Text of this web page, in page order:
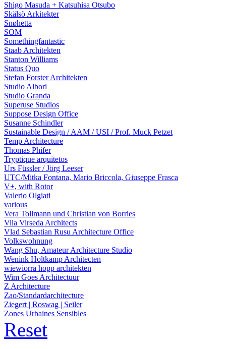
Shigo Masuda + Katsuhisa Otsubo
Skälsö Arkitekter
Snøhetta
SOM
Somethingfantastic
Staab Architekten
Stanton Williams
Status Quo
Stefan Forster Architekten
Studio Albori
Studio Granda
Superuse Studios
Suppose Design Office
Susanne Schindler
Sustainable Design / AAM / USI / Prof. Muck Petzet
Temp Architecture
Thomas Phifer
Tryptique arquitetos
Urs Füssler / Jörg Leeser
UTC/Mitka Fontana, Mario Briccola, Giuseppe Frasca
V+, with Rotor
Valerio Olgiati
various
Vera Tollmann und Christian von Borries
Vila Virseda Architects
Vlad Sebastian Rusu Architecture Office
Volkswohnung
Wang Shu, Amateur Architecture Studio
Wenink Holtkamp Architecten
wiewiorra hopp architekten
Wim Goes Architectuur
Z Architecture
Zao/Standardarchitecture
Ziegert | Roswag | Seiler
Zones Urbaines Sensibles
Reset